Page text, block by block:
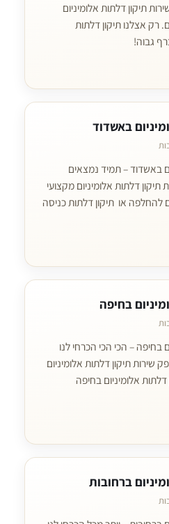
תיקון דלתות אלומיניום
רק אצלנו תיקון דלתות
גבוה!
באשדוד
באשדוד – תמיד נמצאים
דלתות אלומיניום מקצועי
להחלפה או תיקון דלתות כניסה
בחיפה
בחיפה – הכי הכי הכרחי לנו
שירות תיקון דלתות אלומיניום
אלומיניום בחיפה
ברחובות